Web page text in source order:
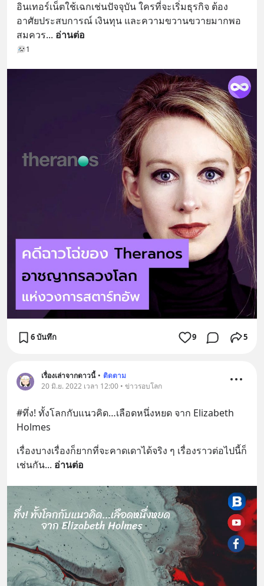
อินเทอร์เน็ตใช้เฉกเช่นปัจจุบัน ใครที่จะเริ่มธุรกิจ ต้อง
อาศัยประสบการณ์ เงินทุน และความขวานขวายมากพอ
สมควร... อ่านต่อ
1
6 บันทึก 9 5
เรื่องเล่าจากดาวนี้ • ติดตาม
20 มิ.ย. 2022 เวลา 12:00 • ข่าวรอบโลก
#ทึ่ง! ทั้งโลกกับแนวคิด…เลือดหนึ่งหยด จาก Elizabeth
Holmes
เรื่องบางเรื่องก็ยากที่จะคาดเดาได้จริง ๆ เรื่องราวต่อไปนี้ก็
เช่นกัน... อ่านต่อ